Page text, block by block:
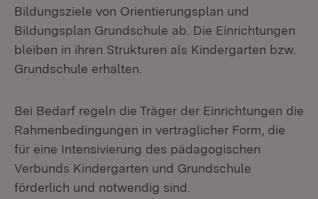
Bildungsziele von Orientierungsplan und
Bildungsplan Grundschule ab. Die Einrichtungen
bleiben in ihren Strukturen als Kindergarten bzw.
Grundschule erhalten.
Bei Bedarf regeln die Träger der Einrichtungen die
Rahmenbedingungen in vertraglicher Form, die
für eine Intensivierung des pädagogischen
Verbunds Kindergarten und Grundschule
förderlich und notwendig sind.